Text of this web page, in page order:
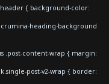
{ background-color:
heading-background
.post-content-wrap { margin:
post-v2-wrap { border: